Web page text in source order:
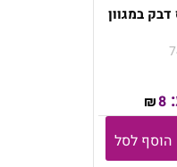
במגוון
₪8
הוסף לסל